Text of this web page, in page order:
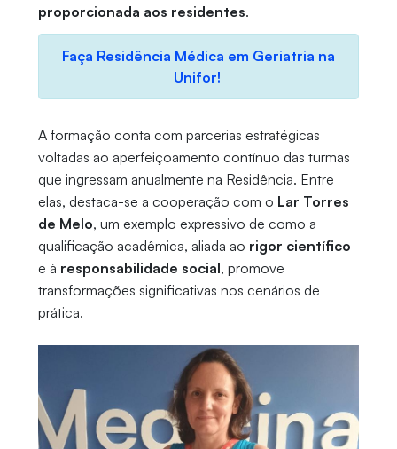
proporcionada aos residentes.
Faça Residência Médica em Geriatria na
Unifor!
A formação conta com parcerias estratégicas
voltadas ao aperfeiçoamento contínuo das turmas
que ingressam anualmente na Residência. Entre
elas, destaca-se a cooperação com o Lar Torres
de Melo, um exemplo expressivo de como a
qualificação acadêmica, aliada ao rigor científico
e à responsabilidade social, promove
transformações significativas nos cenários de
prática.